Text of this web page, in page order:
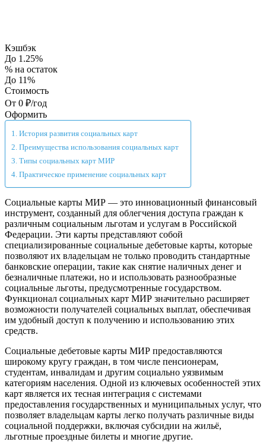
Кэшбэк
До 1.25%
% на остаток
До 11%
Стоимость
От 0 ₽/год
Оформить
История развития социальных карт
Преимущества использования социальных карт
Типы социальных карт МИР
Практическое применение социальных карт
Социальные карты МИР — это инновационный финансовый
инструмент, созданный для облегчения доступа граждан к
различным социальным льготам и услугам в Российской
Федерации. Эти карты представляют собой
специализированные социальные дебетовые карты, которые
позволяют их владельцам не только проводить стандартные
банковские операции, такие как снятие наличных денег и
безналичные платежи, но и использовать разнообразные
социальные льготы, предусмотренные государством.
Функционал социальных карт МИР значительно расширяет
возможности получателей социальных выплат, обеспечивая
им удобный доступ к получению и использованию этих
средств.
Социальные дебетовые карты МИР предоставляются
широкому кругу граждан, в том числе пенсионерам,
студентам, инвалидам и другим социально уязвимым
категориям населения. Одной из ключевых особенностей этих
карт является их тесная интеграция с системами
предоставления государственных и муниципальных услуг, что
позволяет владельцам карты легко получать различные виды
социальной поддержки, включая субсидии на жильё,
льготные проездные билеты и многие другие.